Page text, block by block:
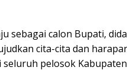
sebagai calon Bupati,
cita-cita dan
pelosok